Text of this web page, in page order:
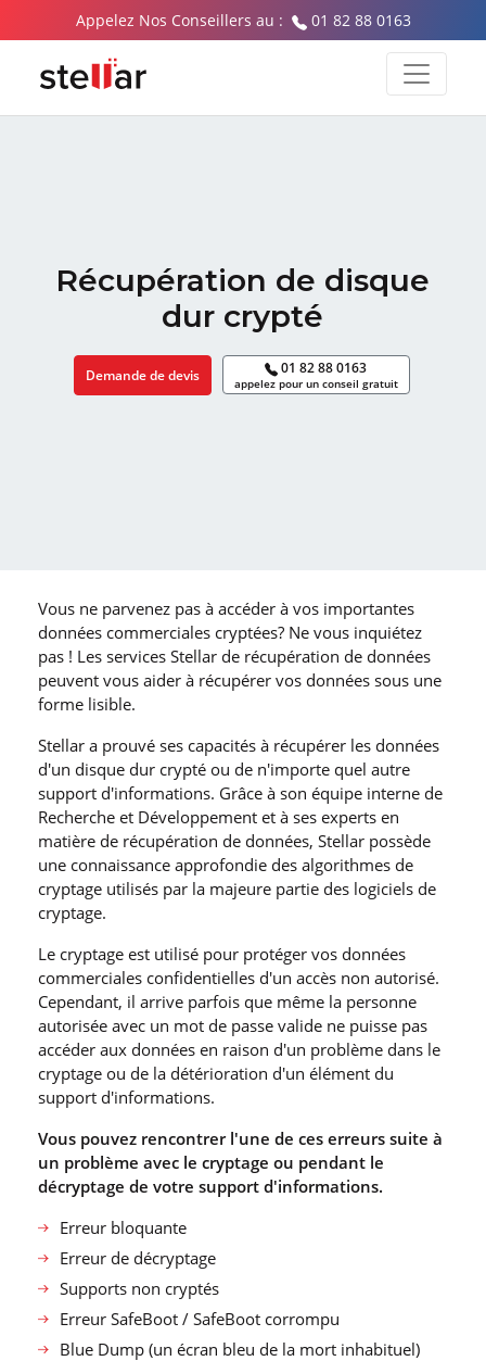
Appelez Nos Conseillers au : 01 82 88 0163
Récupération de disque
dur crypté
Demande de devis 01 82 88 0163
appelez pour un conseil gratuit
Vous ne parvenez pas à accéder à vos importantes
données commerciales cryptées? Ne vous inquiétez
pas ! Les services Stellar de récupération de données
peuvent vous aider à récupérer vos données sous une
forme lisible.
Stellar a prouvé ses capacités à récupérer les données
d′un disque dur crypté ou de n′importe quel autre
support d′informations. Grâce à son équipe interne de
Recherche et Développement et à ses experts en
matière de récupération de données, Stellar possède
une connaissance approfondie des algorithmes de
cryptage utilisés par la majeure partie des logiciels de
cryptage.
Le cryptage est utilisé pour protéger vos données
commerciales confidentielles d′un accès non autorisé.
Cependant, il arrive parfois que même la personne
autorisée avec un mot de passe valide ne puisse pas
accéder aux données en raison d′un problème dans le
cryptage ou de la détérioration d′un élément du
support d′informations.
Vous pouvez rencontrer l′une de ces erreurs suite à
un problème avec le cryptage ou pendant le
décryptage de votre support d′informations.
Erreur bloquante
Erreur de décryptage
Supports non cryptés
Erreur SafeBoot / SafeBoot corrompu
Blue Dump (un écran bleu de la mort inhabituel)